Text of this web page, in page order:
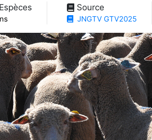
Source
JNGTV GTV2025